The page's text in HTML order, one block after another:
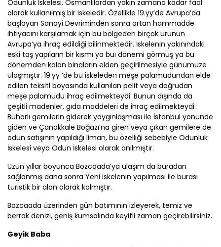
Odunluk İskelesi, Osmanlılardan yakın zamana kadar faal
olarak kullanılmış bir iskeledir. Özellikle 19.yy’de Avrupa’da
başlayan Sanayi Devriminden sonra artan hammadde
ihtiyacını karşılamak için bu bölgeden birçok ürünün
Avrupa’ya ihraç edildiği bilinmektedir. İskelenin yakınındaki
eski taş yapıların bir kısmı ya buı dönemi görmüş ya bu
dönemden kalan binaların elden geçirilmesiyle günümüze
ulaşmıştır. 19.yy ‘de bu iskeleden meşe palamudundan elde
edilen teksitl boyasında kullanılan pelit veya doğrudan
meşe palamudu ihraç edilmekteydi. Bunun dışında da
çeşitli madenler, gıda maddeleri de ihraç edilmekteydi.
Buharlı gemilerin giderek yaygınlaşması ile İstanbul yönünde
giden ve Çanakkale Boğazı’na giren veya çıkan gemilere de
odun satışının yapıldığı liman, bu özelliği sebebiyle Odunluk
İskelesi veya Odun İskelesi olarak anılmıştır.
Uzun yıllar boyunca Bozcaada’ya ulaşım da buradan
sağlanmış daha sonra Yeni iskelenin yapılması ile burası
turistik bir alan olarak kalmıştır.
Bozcaada üzerinden gün batımının izleyerek, temiz ve
berrak denizi, geniş kumsalında keyifli zaman geçirebilirsiniz.
Geyik Baba